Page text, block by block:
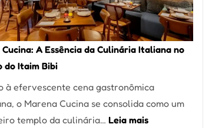
Forno
Ideal
para
sua
A Essência da Culinária Italiana no
do Itaim Bibi
à efervescente cena gastronômica
o Marena Cucina se consolida como um
templo da culinária… Leia mais: